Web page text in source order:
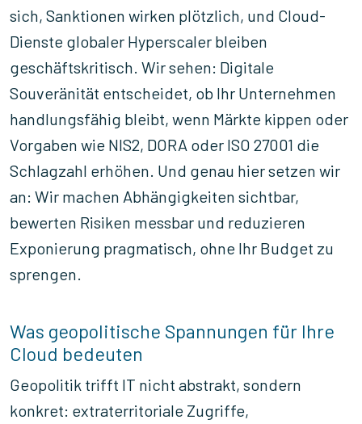
sich, Sanktionen wirken plötzlich, und Cloud-
Dienste globaler Hyperscaler bleiben
geschäftskritisch. Wir sehen: Digitale
Souveränität entscheidet, ob Ihr Unternehmen
handlungsfähig bleibt, wenn Märkte kippen oder
Vorgaben wie NIS2, DORA oder ISO 27001 die
Schlagzahl erhöhen. Und genau hier setzen wir
an: Wir machen Abhängigkeiten sichtbar,
bewerten Risiken messbar und reduzieren
Exponierung pragmatisch, ohne Ihr Budget zu
sprengen.
Was geopolitische Spannungen für Ihre
Cloud bedeuten
Geopolitik trifft IT nicht abstrakt, sondern
konkret: extraterritoriale Zugriffe,